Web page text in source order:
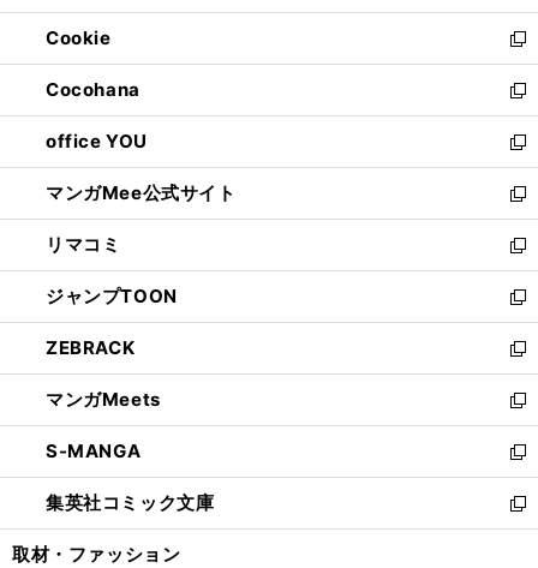
開
く
ウ
で
開
く
ン
ド
ウ
で
開
く
ウ
ィ
ン
ド
ウ
で
開
く
Cookie
新
し
い
ウ
ィ
ン
ド
ウ
で
開
く
Cocohana
新
し
い
ウ
ィ
ン
ド
ウ
で
開
く
office YOU
新
し
い
ウ
ィ
ン
ド
ウ
で
開
く
マンガMee公式サイト
新
し
い
ウ
ィ
ン
ド
ウ
で
開
く
リマコミ
新
し
い
ウ
ィ
ン
ド
ウ
で
開
く
ジャンプTOON
新
し
い
ウ
ィ
ン
ド
ウ
で
開
ZEBRACK
新
し
い
ウ
ィ
ン
ド
ウ
マンガMeets
新
し
い
ウ
ィ
ン
S-MANGA
新
し
い
ウ
集英社コミック文庫
新
し
取材・ファッション